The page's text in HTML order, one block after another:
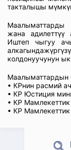
такталышы
Маалыматтарды
жана адилеттүү
Иштеп чыгуу
колдонуучунун
Маалыматтардын
• КРнин расмий
• КР Юстиция
• КР
• КР